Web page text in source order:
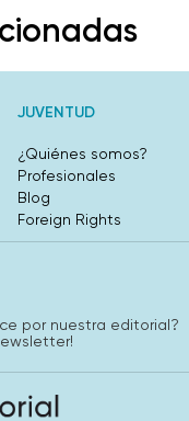
JUVENTUD
¿Quiénes somos?
Profesionales
Blog
Foreign Rights
por nuestra editorial?